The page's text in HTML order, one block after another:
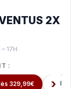
2X
17H
:
329,99€ MSI